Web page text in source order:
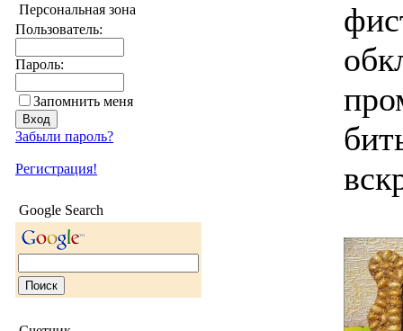
Персональная зона
Пользователь:
Пароль:
Запомнить меня
Забыли пароль?
Регистрация!
Google Search